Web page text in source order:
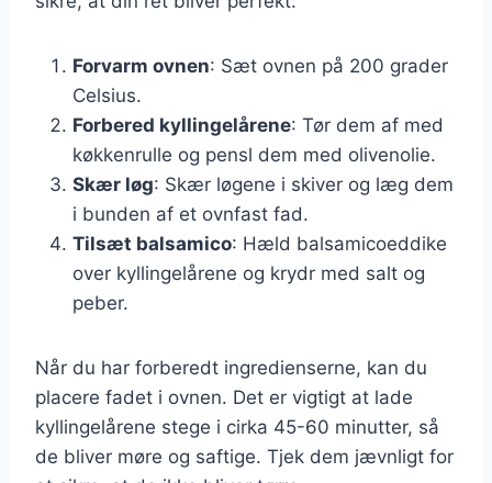
Forvarm ovnen: Sæt ovnen på 200 grader
Celsius.
Forbered kyllingelårene: Tør dem af med
køkkenrulle og pensl dem med olivenolie.
Skær løg: Skær løgene i skiver og læg dem
i bunden af et ovnfast fad.
Tilsæt balsamico: Hæld balsamicoeddike
over kyllingelårene og krydr med salt og
peber.
Når du har forberedt ingredienserne, kan du
placere fadet i ovnen. Det er vigtigt at lade
kyllingelårene stege i cirka 45-60 minutter, så
de bliver møre og saftige. Tjek dem jævnligt for